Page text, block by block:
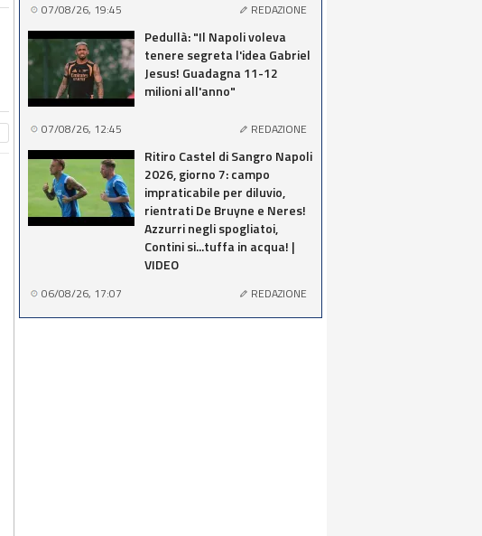
07/08/26, 19:45 REDAZIONE
Pedullà: "Il Napoli voleva
tenere segreta l'idea Gabriel
Jesus! Guadagna 11-12
milioni all'anno"
07/08/26, 12:45 REDAZIONE
Ritiro Castel di Sangro Napoli
2026, giorno 7: campo
impraticabile per diluvio,
rientrati De Bruyne e Neres!
Azzurri negli spogliatoi,
Contini si...tuffa in acqua! |
VIDEO
06/08/26, 17:07 REDAZIONE